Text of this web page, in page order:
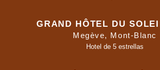
GRAND HÔTEL DU
Megève, Mont-Blanc
Hotel de 5 estrellas